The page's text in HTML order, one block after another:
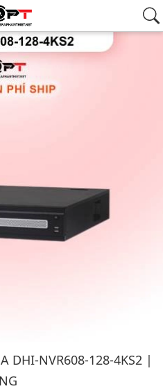
Đầu ghi hình IP Dahua DHI-
DHI-NVR608-128-4KS2 |